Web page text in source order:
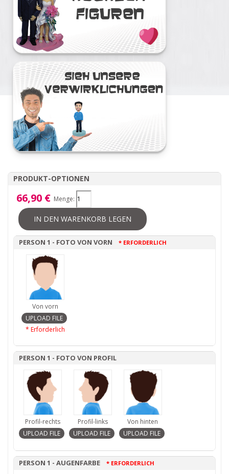
PRODUKT-OPTIONEN
66,90 € Menge:
IN DEN WARENKORB LEGEN
PERSON 1 - FOTO VON VORN * ERFORDERLICH
Von vorn
* Erforderlich
PERSON 1 - FOTO VON PROFIL
Profil-rechts Profil-links Von hinten
PERSON 1 - AUGENFARBE * ERFORDERLICH